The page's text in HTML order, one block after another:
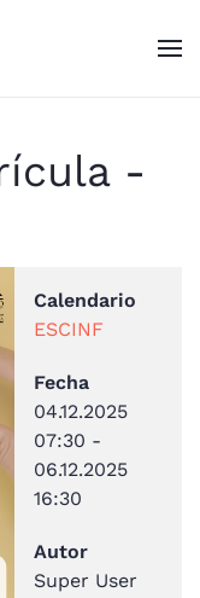
-
Calendario
ESCINF
Fecha
04.12.2025
07:30 -
06.12.2025
16:30
Autor
Super User